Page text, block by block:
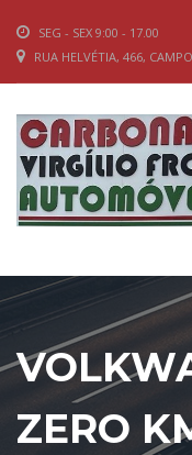
SEG - SEX 9:00 - 17.00
RUA HELVÉTIA, 466,
ZERO